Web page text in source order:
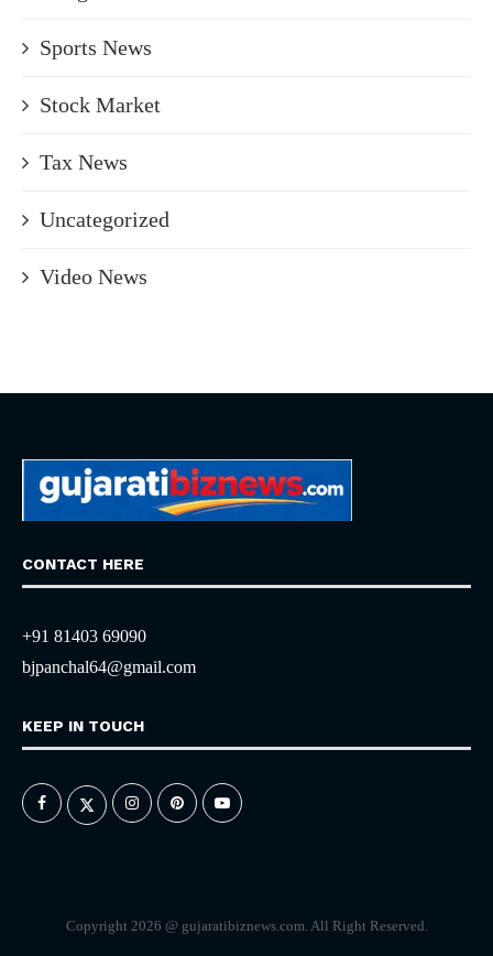
Sports News
Stock Market
Tax News
Uncategorized
Video News
CONTACT HERE
+91 81403 69090
bjpanchal64@gmail.com
KEEP IN TOUCH
Copyright 2026 @ gujaratibiznews.com. All Right Reserved.